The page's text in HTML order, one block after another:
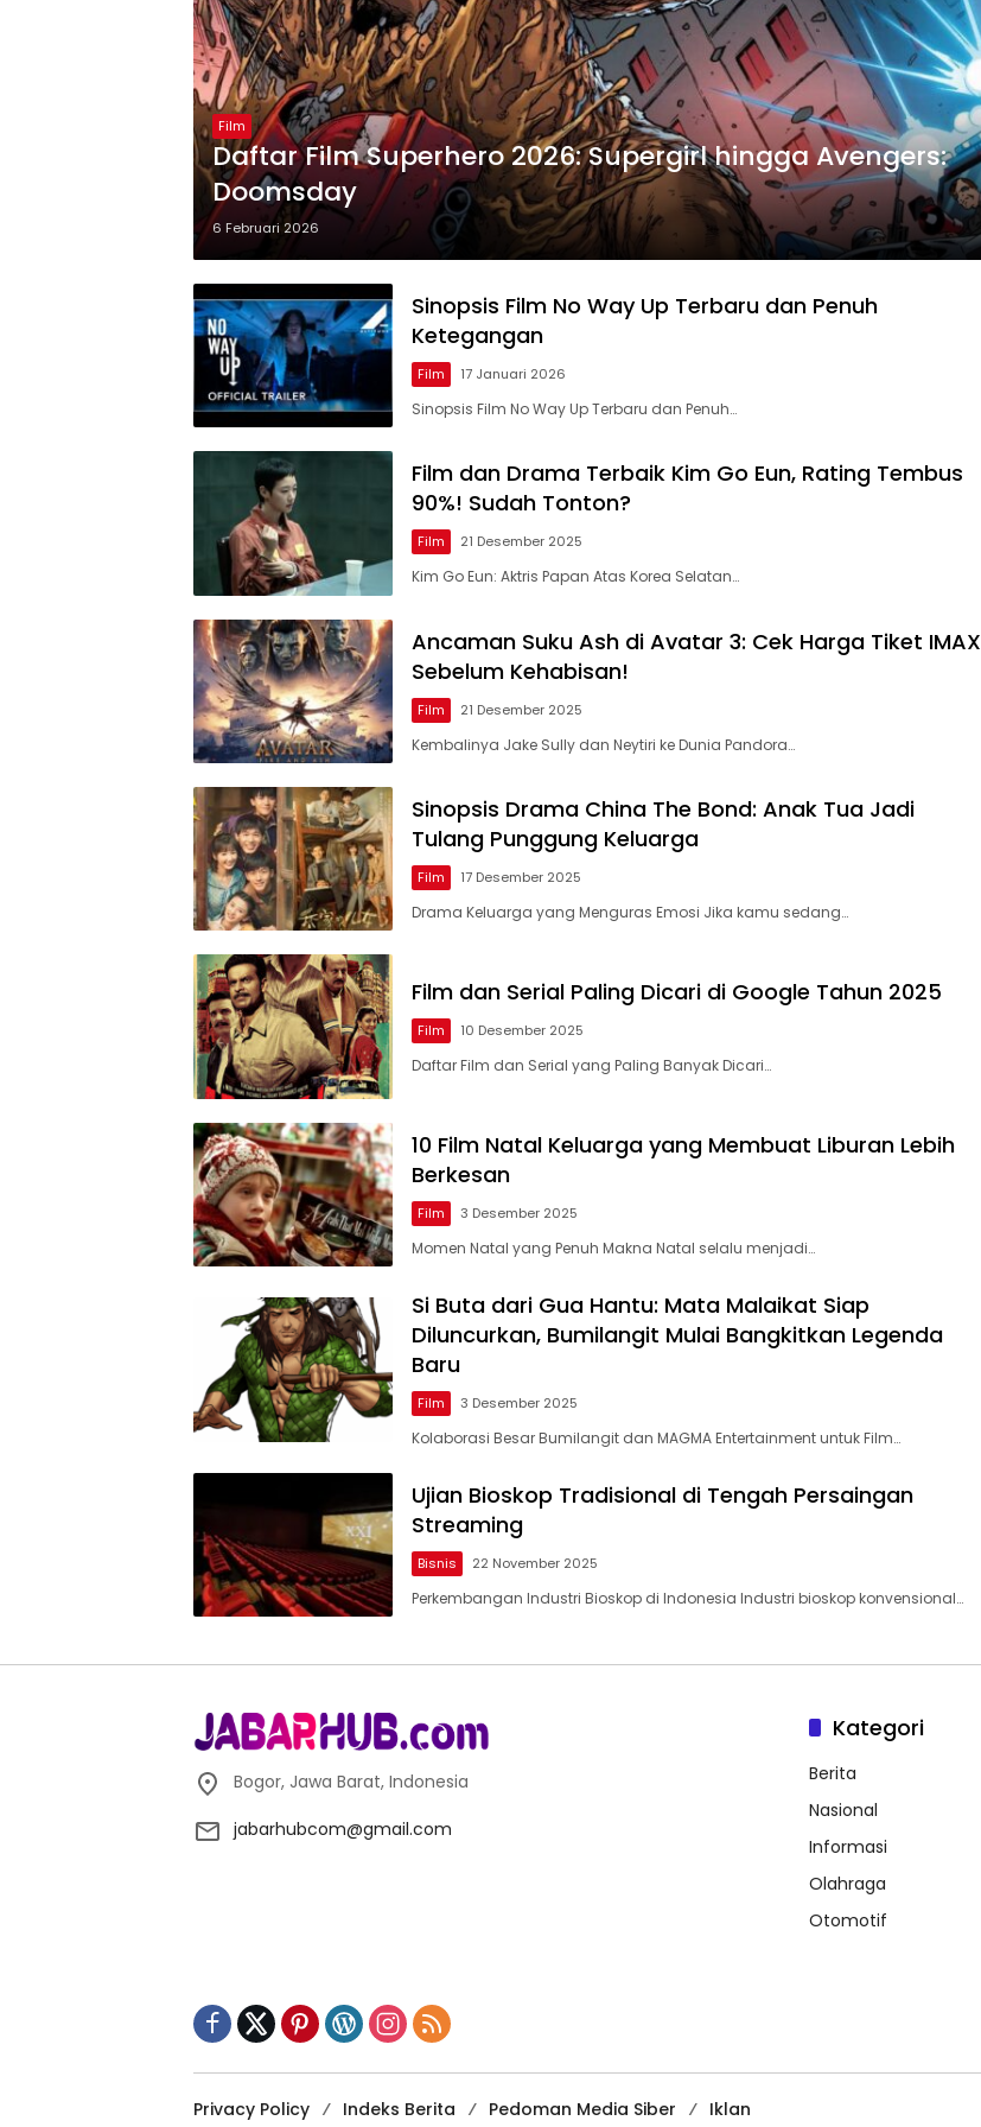
Film
Daftar Film Superhero 2026: Supergirl hingga Avengers:
Doomsday
6 Februari 2026
Sinopsis Film No Way Up Terbaru dan Penuh
Ketegangan
Film 17 Januari 2026
Sinopsis Film No Way Up Terbaru dan Penuh…
Film dan Drama Terbaik Kim Go Eun, Rating Tembus
90%! Sudah Tonton?
Film 21 Desember 2025
Kim Go Eun: Aktris Papan Atas Korea Selatan…
Ancaman Suku Ash di Avatar 3: Cek Harga Tiket IMAX
Sebelum Kehabisan!
Film 21 Desember 2025
Kembalinya Jake Sully dan Neytiri ke Dunia Pandora…
Sinopsis Drama China The Bond: Anak Tua Jadi
Tulang Punggung Keluarga
Film 17 Desember 2025
Drama Keluarga yang Menguras Emosi Jika kamu sedang…
Film dan Serial Paling Dicari di Google Tahun 2025
Film 10 Desember 2025
Daftar Film dan Serial yang Paling Banyak Dicari…
10 Film Natal Keluarga yang Membuat Liburan Lebih
Berkesan
Film 3 Desember 2025
Momen Natal yang Penuh Makna Natal selalu menjadi…
Si Buta dari Gua Hantu: Mata Malaikat Siap
Diluncurkan, Bumilangit Mulai Bangkitkan Legenda
Baru
Film 3 Desember 2025
Kolaborasi Besar Bumilangit dan MAGMA Entertainment untuk Film…
Ujian Bioskop Tradisional di Tengah Persaingan
Streaming
Bisnis 22 November 2025
Perkembangan Industri Bioskop di Indonesia Industri bioskop konvensional…
Bogor, Jawa Barat, Indonesia
jabarhubcom@gmail.com
Kategori
Berita
Nasional
Informasi
Olahraga
Otomotif
Privacy Policy Indeks Berita Pedoman Media Siber Iklan